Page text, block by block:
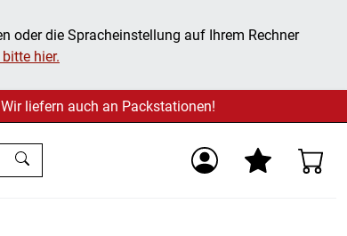
oder die Spracheinstellung auf Ihrem Rechner
hier.
Wir liefern auch an Packstationen!